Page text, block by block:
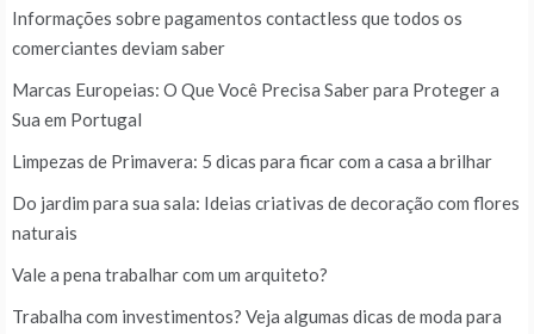
Informações sobre pagamentos contactless que todos os
comerciantes deviam saber
Marcas Europeias: O Que Você Precisa Saber para Proteger a
Sua em Portugal
Limpezas de Primavera: 5 dicas para ficar com a casa a brilhar
Do jardim para sua sala: Ideias criativas de decoração com flores
naturais
Vale a pena trabalhar com um arquiteto?
Trabalha com investimentos? Veja algumas dicas de moda para